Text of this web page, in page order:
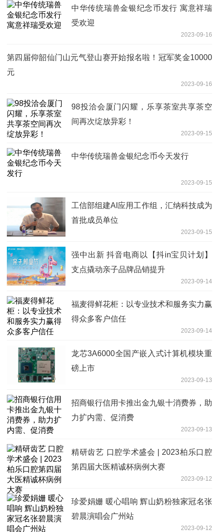
中华传统瑞兽金银纪念币发行 寓意祥瑞
受欢迎
2023-09-16
第四届仰韶仙门山元气登山赛开始报名啦！冠军奖金10000
元
2023-09-16
98投洽会厦门闪耀，乐享茶室共享茶空
间再次绽放异彩！
2023-09-15
中华传统瑞兽金银纪念币今天发行
2023-09-15
工信部组建AI应用工作组，汇纳科技成为
首批成员单位
2023-09-15
强中出新 抖音电商以【抖in宝贝计划】
支点撬动亲子品牌品销提升
2023-09-14
福麦得鲜花柜：以专业技术和服务实力赢
得众多客户信任
2023-09-14
龙芯3A6000全国产嵌入式计算机模块重
磅上市
2023-09-13
招商银行信用卡推出金九银十消费券，助
力扩内需、促消费
2023-09-13
精研齿艺 口腔学术盛会 | 2023柏乐口腔
第四届大医精诚杯病例大赛
2023-09-12
珍爱娟姗 暖心唱响 辉山奶粉独家冠名张
碧晨演唱会广州站
2023-09-12